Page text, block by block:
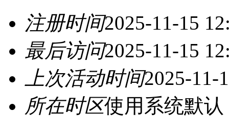
注册时间2025-11-15
最后访问2025-11-15
上次活动时间2025-11-
所在时区使用系统默认